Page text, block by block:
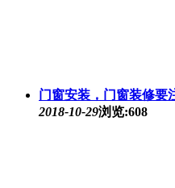
门窗安装，门窗装修要
2018-10-29浏览:608